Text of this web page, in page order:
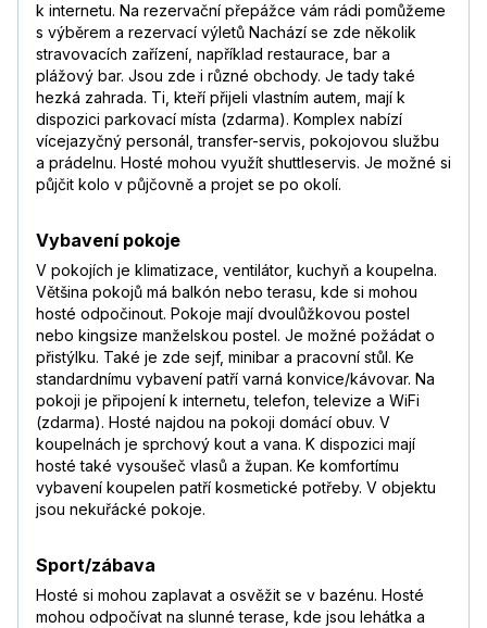
k internetu. Na rezervační přepážce vám rádi pomůžeme
s výběrem a rezervací výletů Nachází se zde několik
stravovacích zařízení, například restaurace, bar a
plážový bar. Jsou zde i různé obchody. Je tady také
hezká zahrada. Ti, kteří přijeli vlastním autem, mají k
dispozici parkovací místa (zdarma). Komplex nabízí
vícejazyčný personál, transfer-servis, pokojovou službu
a prádelnu. Hosté mohou využít shuttleservis. Je možné si
půjčit kolo v půjčovně a projet se po okolí.
Vybavení pokoje
V pokojích je klimatizace, ventilátor, kuchyň a koupelna.
Většina pokojů má balkón nebo terasu, kde si mohou
hosté odpočinout. Pokoje mají dvoulůžkovou postel
nebo kingsize manželskou postel. Je možné požádat o
přistýlku. Také je zde sejf, minibar a pracovní stůl. Ke
standardnímu vybavení patří varná konvice/kávovar. Na
pokoji je připojení k internetu, telefon, televize a WiFi
(zdarma). Hosté najdou na pokoji domácí obuv. V
koupelnách je sprchový kout a vana. K dispozici mají
hosté také vysoušeč vlasů a župan. Ke komfortímu
vybavení koupelen patří kosmetické potřeby. V objektu
jsou nekuřácké pokoje.
Sport/zábava
Hosté si mohou zaplavat a osvěžit se v bazénu. Hosté
mohou odpočívat na slunné terase, kde jsou lehátka a